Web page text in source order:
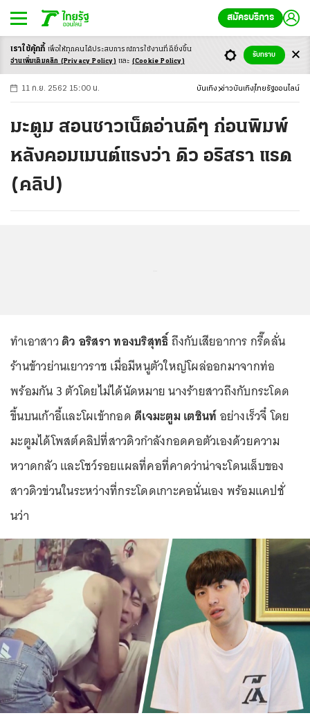
สมัครบริการ
-ก ก ก+
11 ก.ย. 2562 15:00 น. บันเทิง ข่าวบันเทิง ไทยรัฐออนไลน์
มะตูม สอนชาวเน็ตอ่านดีๆ ก่อนพิมพ์
หลังคอมเมนต์แรงว่า ดิว อริสรา แรด
(คลิป)
ทำเอาสาว ดิว อริสรา ทองบริสุทธิ์ถึงกับเสียอาการ กรี๊ดลั่น
ร้านข้าวย่านเยาวราช เมื่อมีหนูตัวใหญ่โผล่ออกมาจากท่อ
พร้อมกัน 3 ตัวโดยไม่ได้นัดหมาย นางร้ายสาวถึงกับกระโดด
ขึ้นบนเก้าอี้และโผเข้ากอด ดีเจมะตูม เตชินท์อย่างเร็วจี๋ โดย
มะตูมได้โพสต์คลิปที่สาวดิวกำลังกอดคอตัวเองด้วยความ
หวาดกลัว และโชว์รอยแผลที่คอที่คาดว่าน่าจะโดนเล็บของ
สาวดิวข่วนในระหว่างที่กระโดดเกาะคอนั่นเอง พร้อมแคปชั่
นว่า
เราใช้คุ้กกี้ เพื่อให้ทุกคนได้ประสบการณ์การใช้งานที่ดียิ่งขึ้น
อ่านเพิ่มเติมคลิก (Privacy Policy) และ (Cookie Policy)
รับทราบ